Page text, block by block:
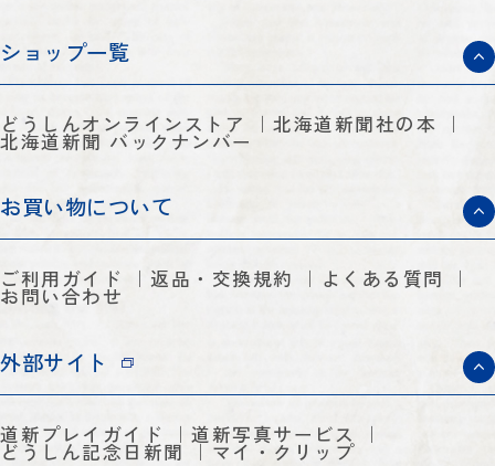
ショップ一覧
どうしんオンラインストア 北海道新聞社の本
北海道新聞 バックナンバー
お買い物について
ご利用ガイド 返品・交換規約 よくある質問
お問い合わせ
外部サイト
道新プレイガイド 道新写真サービス
どうしん記念日新聞 マイ・クリップ